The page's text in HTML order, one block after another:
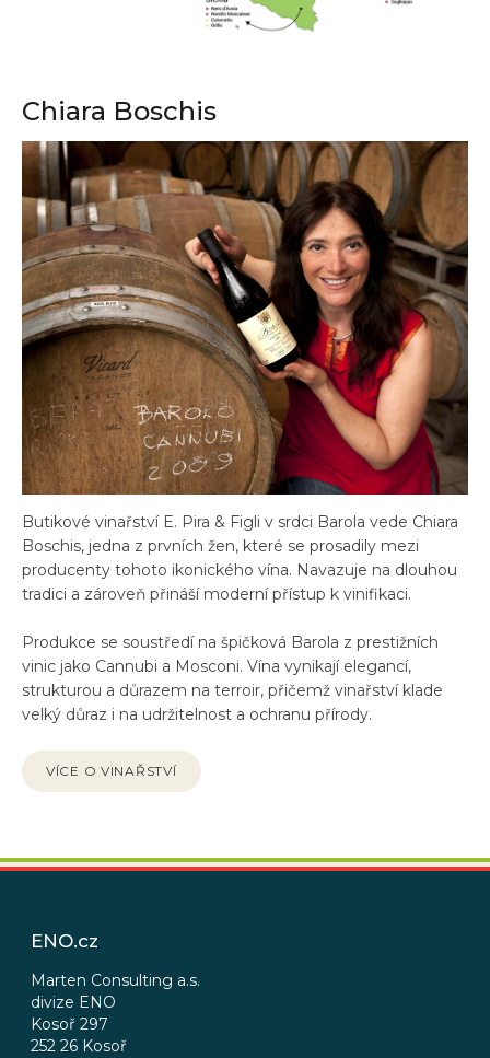
Chiara Boschis
Butikové vinařství E. Pira & Figli v srdci Barola vede Chiara
Boschis, jedna z prvních žen, které se prosadily mezi
producenty tohoto ikonického vína. Navazuje na dlouhou
tradici a zároveň přináší moderní přístup k vinifikaci.
Produkce se soustředí na špičková Barola z prestižních
vinic jako Cannubi a Mosconi. Vína vynikají elegancí,
strukturou a důrazem na terroir, přičemž vinařství klade
velký důraz i na udržitelnost a ochranu přírody.
VÍCE O VINAŘSTVÍ
Z
ENO.cz
Marten Consulting a.s.
divize ENO
Kosoř 297
252 26 Kosoř